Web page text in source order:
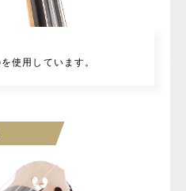
使用しています。